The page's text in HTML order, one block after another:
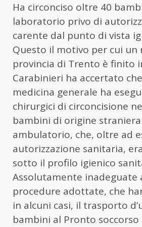
Ha circonciso oltre 40
laboratorio privo di
carente dal punto di vista
Questo il motivo per cui un
provincia di Trento è finito
Carabinieri ha accertato
medicina generale ha
chirurgici di circoncisione
bambini di origine
ambulatorio, che, oltre ad
autorizzazione sanitaria,
sotto il profilo igienico
Assolutamente inadeguate
procedure adottate, che
in alcuni casi, il trasporto
bambini al Pronto soccorso